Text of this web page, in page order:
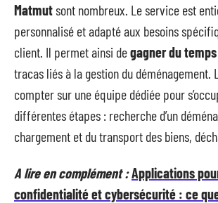
Matmutsont nombreux. Le service est
personnalisé et adapté aux besoins
client. Il permet ainsi degagner du temps
tracas liés à la gestion du déménagement.
compter sur une équipe dédiée pour
différentes étapes : recherche d’un
chargement et du transport des biens,
A lire en complément :Applications
confidentialité et cybersécurité : ce